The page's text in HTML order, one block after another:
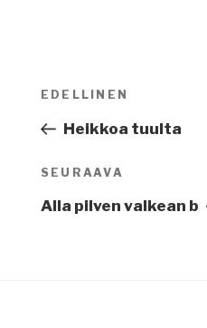
Artikkelien
Edellinen
artikkeli
EDELLINEN
Heikkoa tuulta
Seuraava
artikkeli
SEURAAVA
Alla pilven valkean b